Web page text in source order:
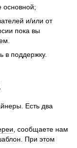
основной;
и/или от
пока вы
в поддержку.
Есть два
, сообщаете нам
При этом